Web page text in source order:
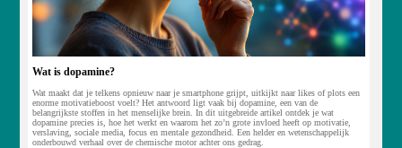
Wat is dopamine?
Wat maakt dat je telkens opnieuw naar je smartphone grijpt, uitkijkt naar likes of plots een
enorme motivatieboost voelt? Het antwoord ligt vaak bij dopamine, een van de
belangrijkste stoffen in het menselijke brein. In dit uitgebreide artikel ontdek je wat
dopamine precies is, hoe het werkt en waarom het zo’n grote invloed heeft op motivatie,
verslaving, sociale media, focus en mentale gezondheid. Een helder en wetenschappelijk
onderbouwd verhaal over de chemische motor achter ons gedrag.